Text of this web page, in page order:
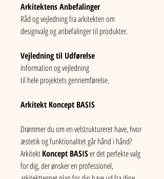
Arkitektens Anbefalinger
Råd og vejledning fra arkitekten om
designvalg og anbefalinger til produkter.
Vejledning til Udførelse
Information og vejledning
til hele projektets gennemførelse.
Arkitekt Koncept BASIS
Drømmer du om en velstruktureret have, hvor
æstetik og funktionalitet går hånd i hånd?
Arkitekt Koncept BASIS er det perfekte valg
for dig, der ønsker en professionel,